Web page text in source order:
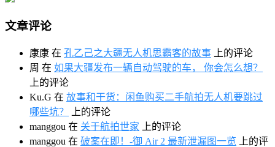
文章评论
康康 在 孔乙己之大疆无人机思霸客的故事 上的评论
周 在 如果大疆发布一辆自动驾驶的车， 你会怎么想？
上的评论
Ku.G 在 故事和干货：闲鱼购买二手航拍无人机要跳过
哪些坑？
上的评论
manggou 在 关于航拍世家 上的评论
manggou 在 破案在即！-御 Air 2 最新泄漏图一览 上的评